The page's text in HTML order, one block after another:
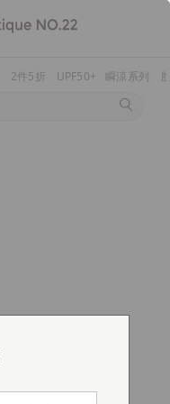
2件5折 UPF50+ 瞬涼系列